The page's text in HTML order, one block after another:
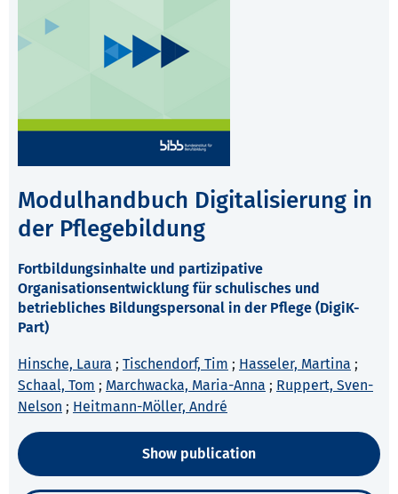
Modulhandbuch Digitalisierung in
der Pflegebildung
Fortbildungsinhalte und partizipative
Organisationsentwicklung für schulisches und
betriebliches Bildungspersonal in der Pflege (DigiK-
Part)
Hinsche, Laura ; Tischendorf, Tim ; Hasseler, Martina ;
Schaal, Tom ; Marchwacka, Maria-Anna ; Ruppert, Sven-
Nelson ; Heitmann-Möller, André
Show publication